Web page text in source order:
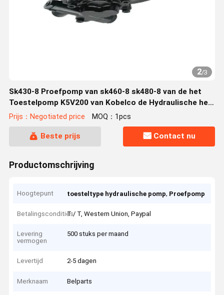
2/3
Sk430-8 Proefpomp van sk460-8 sk480-8 van de het
Toestelpomp K5V200 van Kobelco de Hydraulische het
Graafwerktuigtoebehoren
Prijs：Negotiated price MOQ：1pcs
Beste prijs Contact nu
Productomschrijving
Hoogtepunt toesteltype hydraulische pomp, Proefpomp
BetalingsconditiesT / T, Western Union, Paypal
Levering
vermogen
500 stuks per maand
Levertijd 2-5 dagen
Merknaam Belparts